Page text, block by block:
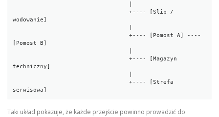
                                  +---- [Slip /
wodowanie]
                                  +---- [Pomost A] ----
[Pomost B]
                                  +---- [Magazyn
techniczny]
                                  +---- [Strefa
serwisowa]
Taki układ pokazuje, że każde przejście powinno prowadzić do